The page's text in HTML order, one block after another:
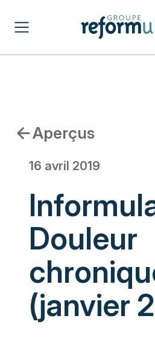
Aperçus
16 avril 2019
Douleur
(janvier